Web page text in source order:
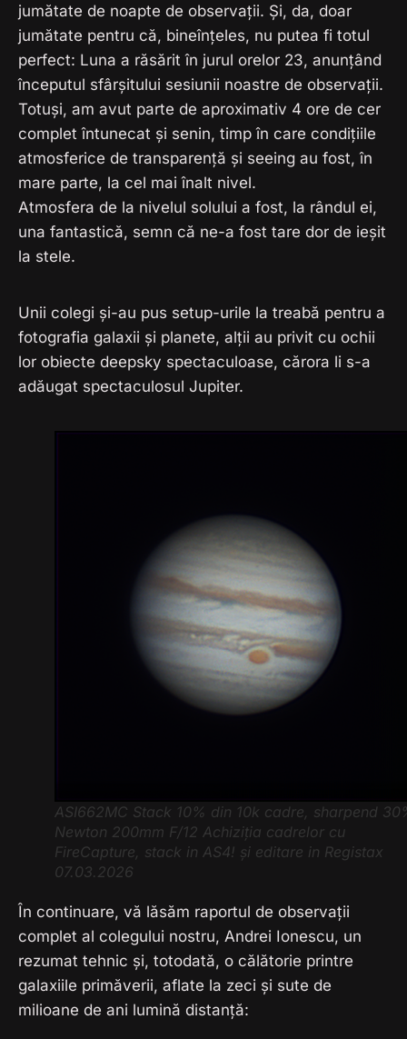
jumătate de noapte de observații. Și, da, doar
jumătate pentru că, bineînțeles, nu putea fi totul
perfect: Luna a răsărit în jurul orelor 23, anunțând
începutul sfârșitului sesiunii noastre de observații.
Totuși, am avut parte de aproximativ 4 ore de cer
complet întunecat și senin, timp în care condițiile
atmosferice de transparență și seeing au fost, în
mare parte, la cel mai înalt nivel.
Atmosfera de la nivelul solului a fost, la rândul ei,
una fantastică, semn că ne-a fost tare dor de ieșit
la stele.
Unii colegi și-au pus setup-urile la treabă pentru a
fotografia galaxii și planete, alții au privit cu ochii
lor obiecte deepsky spectaculoase, cărora li s-a
adăugat spectaculosul Jupiter.
ASI662MC Stack 10% din 10k cadre, sharpend
Newton 200mm F/12 Achiziția cadrelor cu
FireCapture, stack in AS4! și editare in Registax
07.03.2026
În continuare, vă lăsăm raportul de observații
complet al colegului nostru, Andrei Ionescu, un
rezumat tehnic și, totodată, o călătorie printre
galaxiile primăverii, aflate la zeci și sute de
milioane de ani lumină distanță: